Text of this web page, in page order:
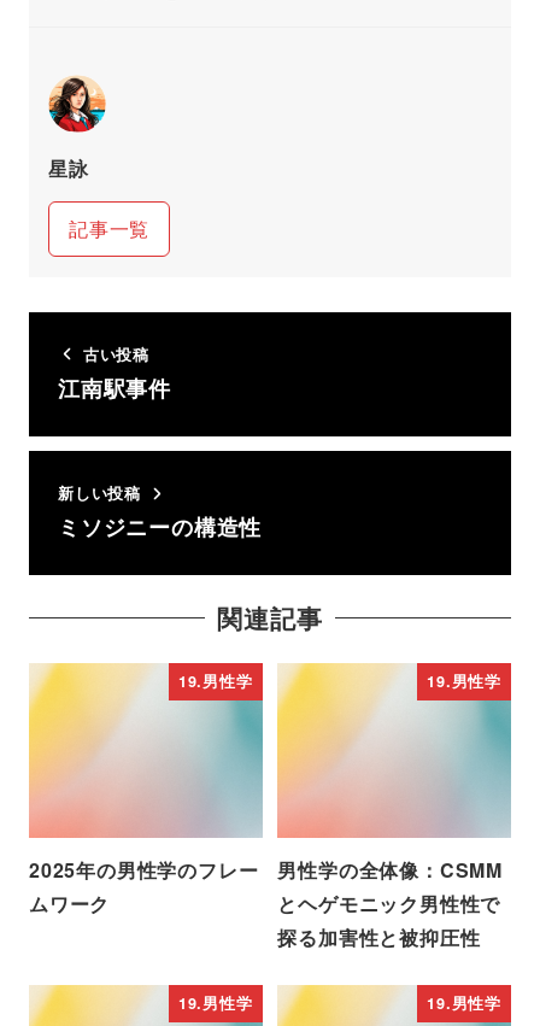
星詠
記事一覧
古い投稿
江南駅事件
新しい投稿
ミソジニーの構造性
関連記事
19.男性学
2025年の男性学のフレー
ムワーク
19.男性学
男性学の全体像：CSMM
とヘゲモニック男性性で
探る加害性と被抑圧性
19.男性学 19.男性学